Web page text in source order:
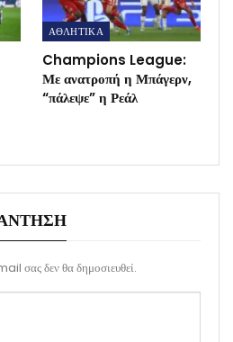
ΑΘΛΗΤΙΚΑ
Champions League:
Με ανατροπή η Μπάγερν,
“πάλεψε” η Ρεάλ
σας δεν θα δημοσιευθεί.